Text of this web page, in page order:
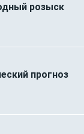
розыск
прогноз